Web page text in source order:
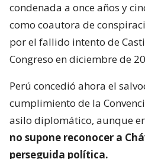
condenada a once años y
como coautora de
por el fallido intento de
Congreso en diciembre de
Perú concedió ahora el
cumplimiento de la
asilo diplomático, aunque
no supone reconocer a
perseguida política.